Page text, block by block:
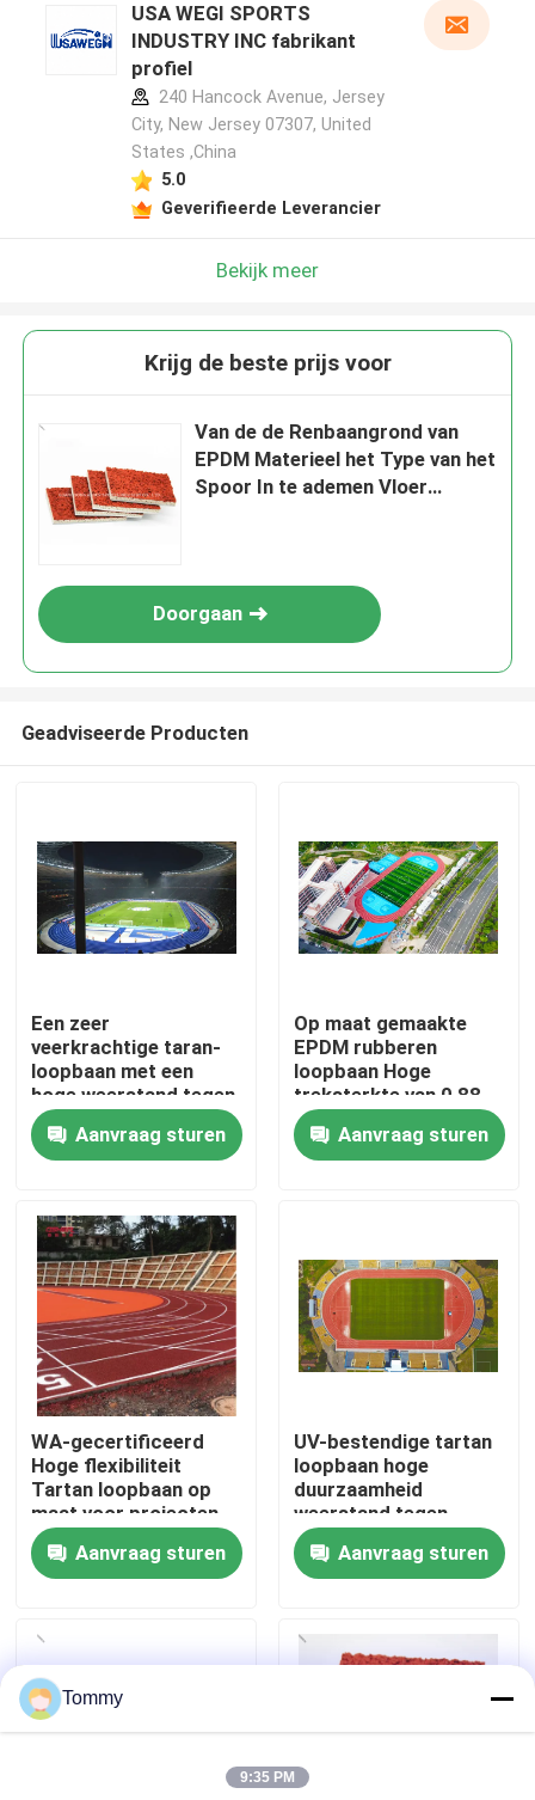
Huis
Video's
Over Ons
Fabriekstour
Kwaliteitscontrole
Neem contact met ons op
Nieuws
Gevallen
USA WEGI SPORTS
INDUSTRY INC fabrikant
profiel
240 Hancock Avenue, Jersey
City, New Jersey 07307, United
States ,China
5.0
Geverifieerde Leverancier
Bekijk meer
Krijg de beste prijs voor
Van de de Renbaangrond van
EPDM Materieel het Type van het
Spoor In te ademen Vloer
Doorgaan
Geadviseerde Producten
Een zeer
veerkrachtige taran-
loopbaan met een
hoge weerstand tegen
beschadiging
Aanvraag sturen
Op maat gemaakte
EPDM rubberen
loopbaan Hoge
treksterkte van 0,88
N/m2
Aanvraag sturen
WA-gecertificeerd
Hoge flexibiliteit
Tartan loopbaan op
maat voor projecten
Aanvraag sturen
UV-bestendige tartan
loopbaan hoge
duurzaamheid
weerstand tegen
schade
Aanvraag sturen
Tommy
9:35 PM